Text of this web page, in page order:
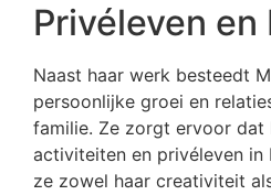
Privéleven en
Naast haar werk besteedt
persoonlijke groei en
familie. Ze zorgt ervoor dat
activiteiten en privéleven in
ze zowel haar creativiteit